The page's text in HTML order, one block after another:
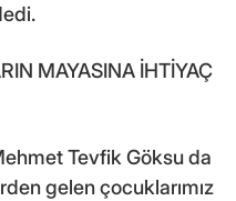
MAYASINA İHTİYAÇ
Tevfik Göksu da
gelen çocuklarımız